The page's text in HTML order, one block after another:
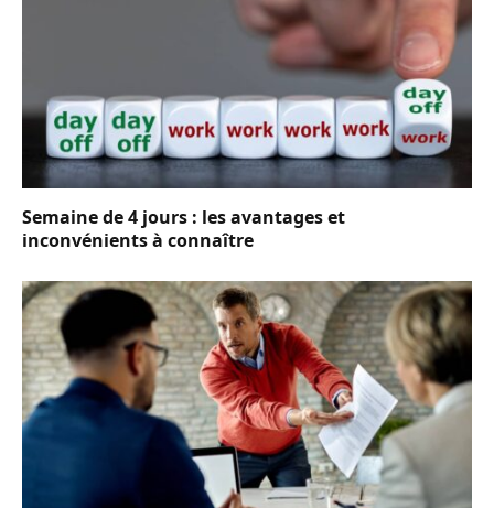
Semaine de 4 jours : les avantages et
inconvénients à connaître